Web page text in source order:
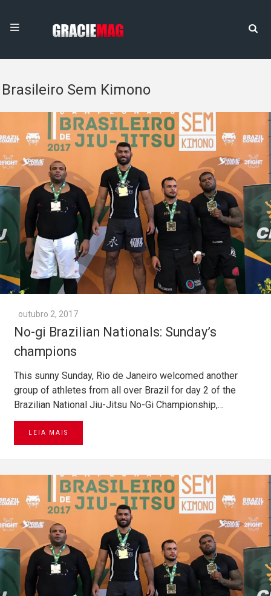
Brasileiro Sem Kimono
outubro 2, 2017
No-gi Brazilian Nationals: Sunday’s
champions
This sunny Sunday, Rio de Janeiro welcomed another
group of athletes from all over Brazil for day 2 of the
Brazilian National Jiu-Jitsu No-Gi Championship,…
LEIA MAIS